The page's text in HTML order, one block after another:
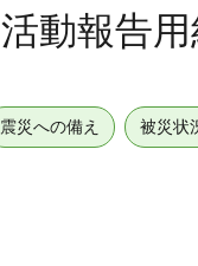
動報告
震災への備え 被災状